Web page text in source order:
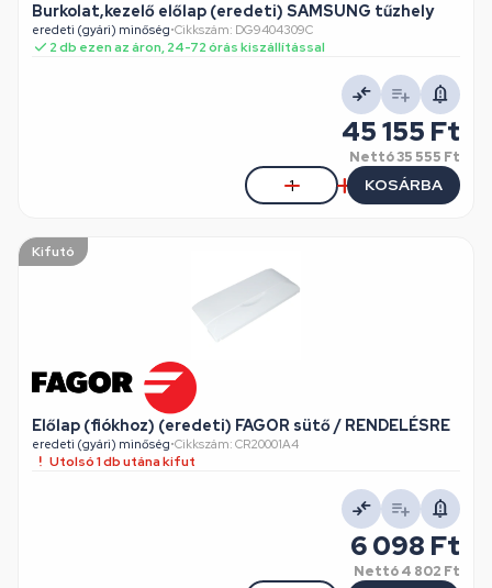
Burkolat,kezelő előlap (eredeti) SAMSUNG tűzhely
eredeti (gyári) minőség•Cikkszám: DG9404309C
2 db ezen az áron, 24-72 órás kiszállítással
45 155 Ft
Nettó35 555 Ft
KOSÁRBA
Kifutó
Előlap (fiókhoz) (eredeti) FAGOR sütő / RENDELÉSRE
eredeti (gyári) minőség•Cikkszám: CR20001A4
Utolsó 1 db utána kifut
6 098 Ft
Nettó4 802 Ft